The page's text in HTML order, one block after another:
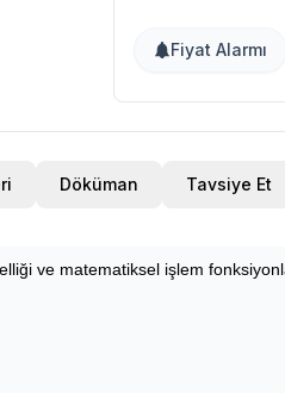
Fiyat Alarmı
Döküman Tavsiye Et
ve matematiksel işlem